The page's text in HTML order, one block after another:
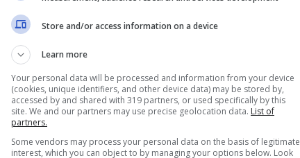
aggiungete l’acqua e scaldate fino a che lo
Store and/or access information on a device
Learn more
Your personal data will be processed and information from your device
(cookies, unique identifiers, and other device data) may be stored by,
accessed by and shared with 319 partners, or used specifically by this
site. We and our partners may use precise geolocation data. List of
partners.
Some vendors may process your personal data on the basis of legitimate
interest, which you can object to by managing your options below. Look